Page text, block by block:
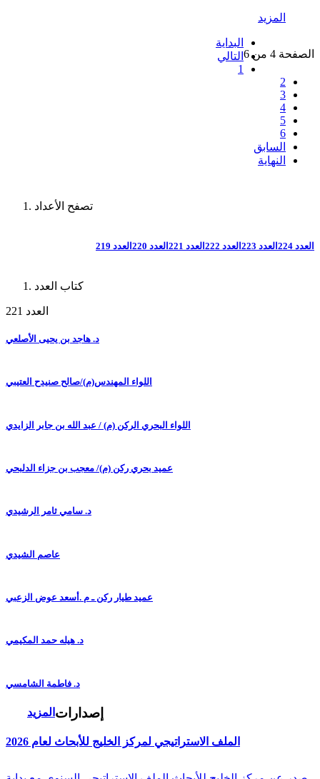
المزيد
الصفحة 4 من 6
البداية
التالي
1
2
3
4
5
6
السابق
النهاية
تصفح الأعداد
العدد 224 العدد 223 العدد 222 العدد 221 العدد 220 العدد 219
كتاب العدد
العدد 221
د. هاجد بن يحيى الأصلعي
اللواء المهندس(م)/صالح صنيدح العتيبي
اللواء البحري الركن (م) / عبد الله بن جابر الزايدي
عميد بحري ركن (م)/ معجب بن جزاء الدلبحي
د. سامي ثامر الرشيدي
عاصم الشيدي
عميد طيار ركن ـ م .أسعد عوض الزعبي
د. هيله حمد المكيمي
د. فاطمة الشامسي
المزيد إصدارات
الملف الاستراتيجي لمركز الخليج للأبحاث لعام 2026